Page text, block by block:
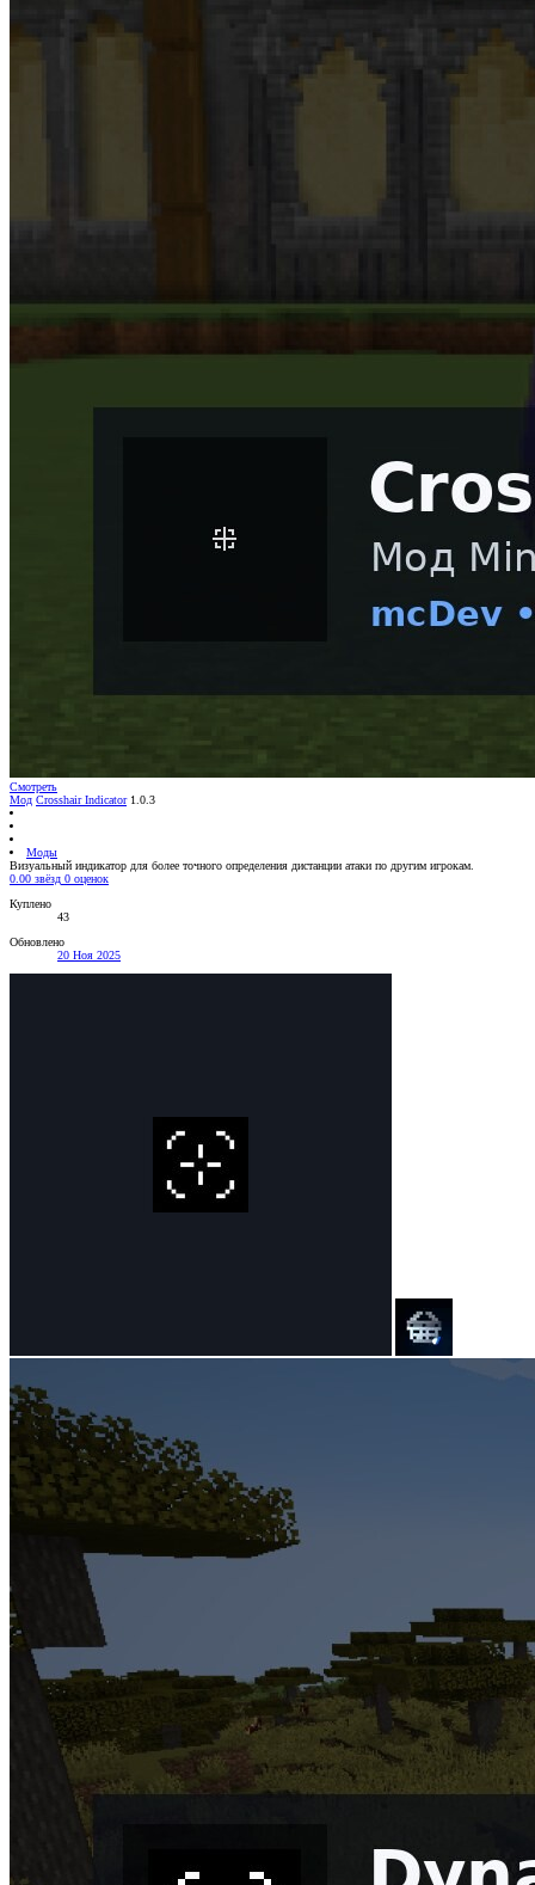
Смотреть
Мод Crosshair Indicator 1.0.3
Моды
Визуальный индикатор для более точного определения дистанции атаки по другим игрокам.
0.00 звёзд 0 оценок
Куплено
43
Обновлено
20 Ноя 2025